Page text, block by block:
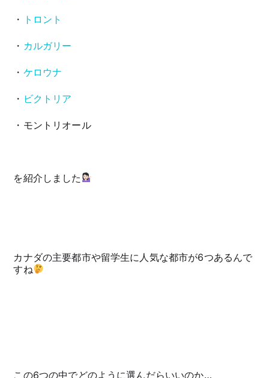
・ トロント
・ カルガリー
・ ケロウナ
・ ビクトリア
・モントリオール
を紹介しました
カナダの主要都市や留学生に人気な都市が6つあるんで
すね
この6つの中でどのように選んだらいいのか…